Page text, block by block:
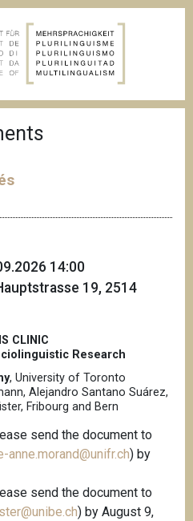
14:00
19, 2514
CLINIC
Research
, University of Toronto
Alejandro Santano Suárez,
Fribourg and Bern
send the document to
anne.morand@unifr.ch) by
send the document to
) by August 9,